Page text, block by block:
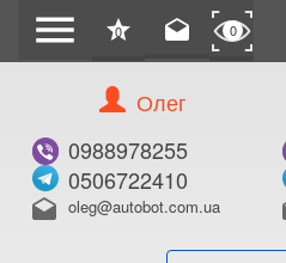
menu star
0 drafts 0
Олег
0988978255
0506722410
drafts oleg@autobot.com.ua